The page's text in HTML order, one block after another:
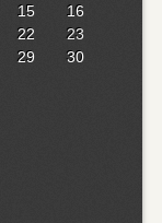
15
16
22
23
29
30